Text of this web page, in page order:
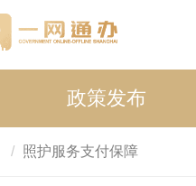
政策发布
照护服务支付保障